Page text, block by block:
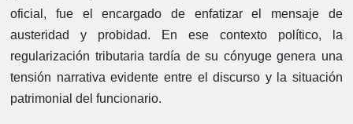
oficial, fue el encargado de enfatizar el mensaje de
austeridad y probidad. En ese contexto político, la
regularización tributaria tardía de su cónyuge genera una
tensión narrativa evidente entre el discurso y la situación
patrimonial del funcionario.